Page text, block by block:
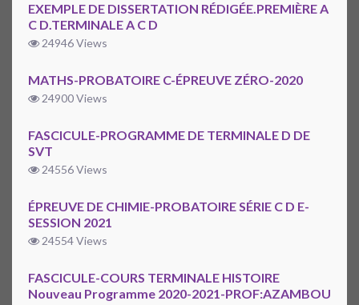
EXEMPLE DE DISSERTATION RÉDIGÉE.PREMIÈRE A
C D.TERMINALE A C D
24946 Views
MATHS-PROBATOIRE C-ÉPREUVE ZÉRO-2020
24900 Views
FASCICULE-PROGRAMME DE TERMINALE D DE
SVT
24556 Views
ÉPREUVE DE CHIMIE-PROBATOIRE SÉRIE C D E-
SESSION 2021
24554 Views
FASCICULE-COURS TERMINALE HISTOIRE
Nouveau Programme 2020-2021-PROF:AZAMBOU